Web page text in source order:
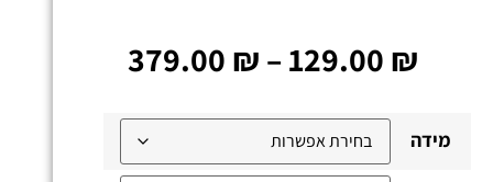
129.00 ₪
–
379.00 ₪
מידה